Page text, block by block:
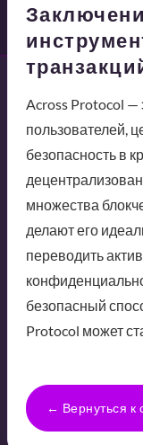
Across Protocol —
пользователей,
безопасность в
множества
делают его
переводить
безопасный
Protocol может
← Вернуться к